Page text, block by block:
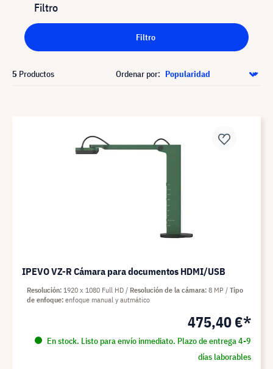
Filtro
Filtro
5 Productos Ordenar por:
IPEVO VZ-R Cámara para documentos HDMI/USB
475,40 €*
En stock. Listo para envío inmediato. Plazo de entrega 4-9
días laborables
Resolución 1920 x 1080 Full HD Resolución de la cámara 8 MP
Tipo
de enfoque enfoque manual y autmático